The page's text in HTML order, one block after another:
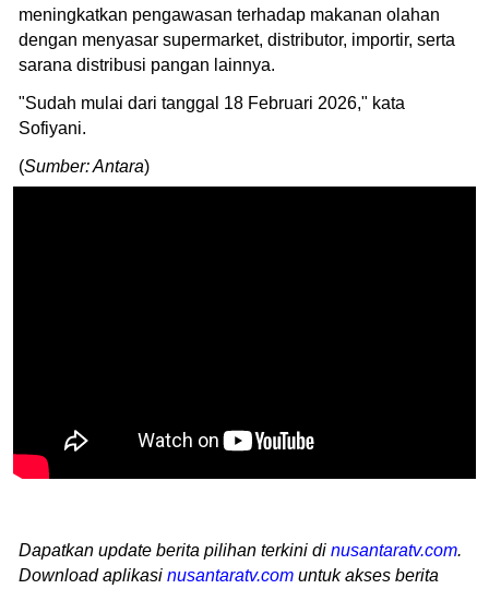
meningkatkan pengawasan terhadap makanan olahan
dengan menyasar supermarket, distributor, importir, serta
sarana distribusi pangan lainnya.
"Sudah mulai dari tanggal 18 Februari 2026," kata
Sofiyani.
(Sumber: Antara)
Dapatkan update berita pilihan terkini di nusantaratv.com.
Download aplikasi nusantaratv.com untuk akses berita